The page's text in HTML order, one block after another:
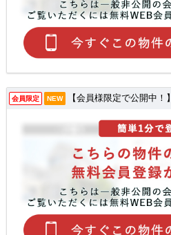
会員限定 NEW 【会員様限定で公開中！】